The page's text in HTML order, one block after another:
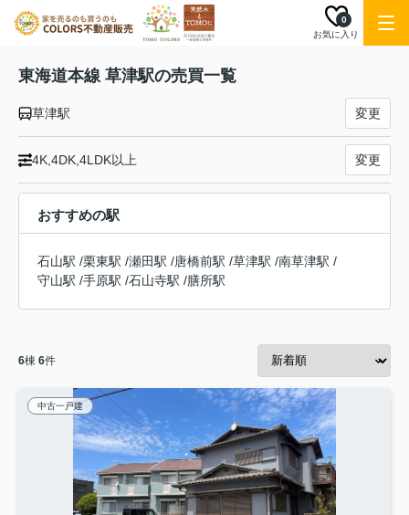
お気に入り
0
東海道本線 草津駅の売買一覧
草津駅 変更
4K,4DK,4LDK以上 変更
おすすめの駅
石山駅 /栗東駅 /瀬田駅 /唐橋前駅 /草津駅 /南草津駅 /
守山駅 /手原駅 /石山寺駅 /膳所駅
6棟 6件
中古一戸建